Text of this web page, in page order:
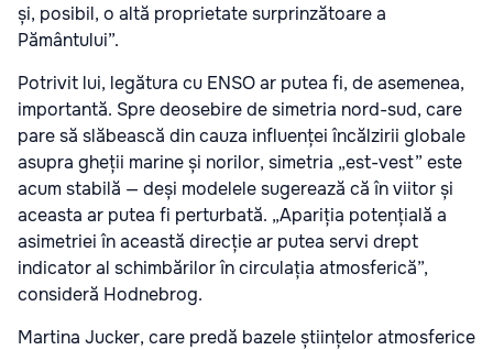
și, posibil, o altă proprietate surprinzătoare a
Pământului”.
Potrivit lui, legătura cu ENSO ar putea fi, de asemenea,
importantă. Spre deosebire de simetria nord-sud, care
pare să slăbească din cauza influenței încălzirii globale
asupra gheții marine și norilor, simetria „est-vest” este
acum stabilă — deși modelele sugerează că în viitor și
aceasta ar putea fi perturbată. „Apariția potențială a
asimetriei în această direcție ar putea servi drept
indicator al schimbărilor în circulația atmosferică”,
consideră Hodnebrog.
Martina Jucker, care predă bazele științelor atmosferice